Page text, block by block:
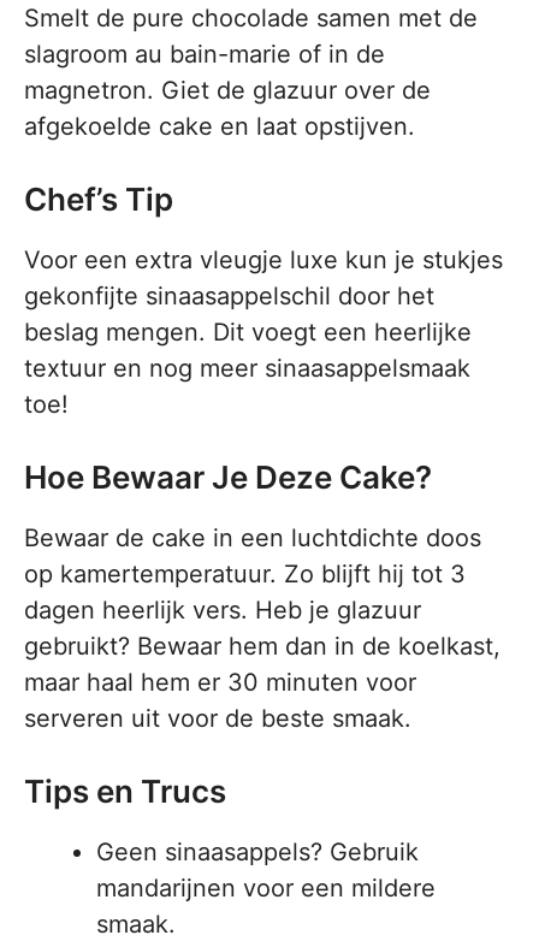
Smelt de pure chocolade samen met de
slagroom au bain-marie of in de
magnetron. Giet de glazuur over de
afgekoelde cake en laat opstijven.
Chef’s Tip
Voor een extra vleugje luxe kun je stukjes
gekonfijte sinaasappelschil door het
beslag mengen. Dit voegt een heerlijke
textuur en nog meer sinaasappelsmaak
toe!
Hoe Bewaar Je Deze Cake?
Bewaar de cake in een luchtdichte doos
op kamertemperatuur. Zo blijft hij tot 3
dagen heerlijk vers. Heb je glazuur
gebruikt? Bewaar hem dan in de koelkast,
maar haal hem er 30 minuten voor
serveren uit voor de beste smaak.
Tips en Trucs
Geen sinaasappels? Gebruik
mandarijnen voor een mildere
smaak.